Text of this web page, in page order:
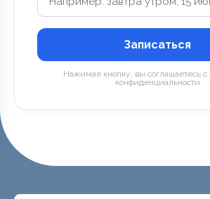
Записаться
Нажимая кнопку, вы соглашаетесь с
конфиденциальности